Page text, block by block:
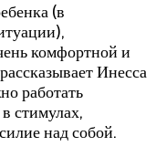
(в
комфортной и
Инесса
работать
стимулах,
над собой.